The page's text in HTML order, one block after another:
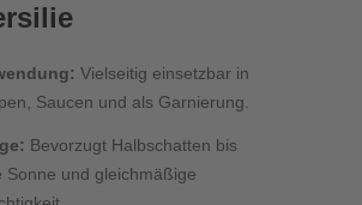
Vielseitig einsetzbar in
Saucen und als Garnierung.
Bevorzugt Halbschatten bis
Sonne und gleichmäßige